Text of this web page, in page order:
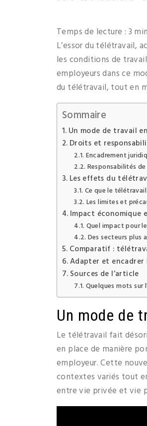
Temps de lecture : 3
L’essor du télétravail,
les conditions de
employeurs dans ce
du télétravail, tout en
Sommaire
Un mode de travail
Droits et
Encadrement
Responsabilités
Les effets du
Ce que le
Les limites et
Impact économique
Quel impact pour
Des secteurs plus
Comparatif :
Adapter et
Sources de l’article
Quelques mots sur
Un mode de
Le télétravail fait
en place de manière
employeur. Cette
contextes variés tout
entre vie privée et vie